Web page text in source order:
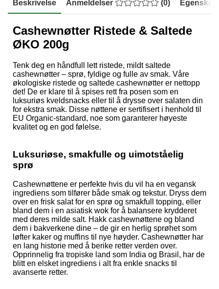
Beskrivelse Anmeldelser (0)
Cashewnøtter Ristede & Saltede
ØKO 200g
Tenk deg en håndfull lett ristede, mildt saltede
cashewnøtter – sprø, fyldige og fulle av smak. Våre
økologiske ristede og saltede cashewnøtter er nettopp
det! De er klare til å spises rett fra posen som en
luksuriøs kveldsnacks eller til å drysse over salaten din
for ekstra smak. Disse nøttene er sertifisert i henhold til
EU Organic-standard, noe som garanterer høyeste
kvalitet og en god følelse.
Luksuriøse, smakfulle og uimotståelig
sprø
Cashewnøttene er perfekte hvis du vil ha en vegansk
ingrediens som tilfører både smak og tekstur. Dryss dem
over en frisk salat for en sprø og smakfull topping, eller
bland dem i en asiatisk wok for å balansere krydderet
med deres milde salt. Hakk cashewnøttene og bland
dem i bakverkene dine – de gir en herlig sprøhet som
løfter kaker og muffins til nye høyder. Cashewnøtter har
en lang historie med å berike retter verden over.
Opprinnelig fra tropiske land som India og Brasil, har de
blitt en elsket ingrediens i alt fra enkle snacks til
avanserte retter.